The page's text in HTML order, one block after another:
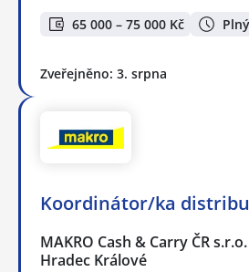
65 000 – 75 000 Kč
Zveřejněno: 3. srpna
Koordinátor/ka
MAKRO Cash & Carry ČR s.r.o.
Hradec Králové